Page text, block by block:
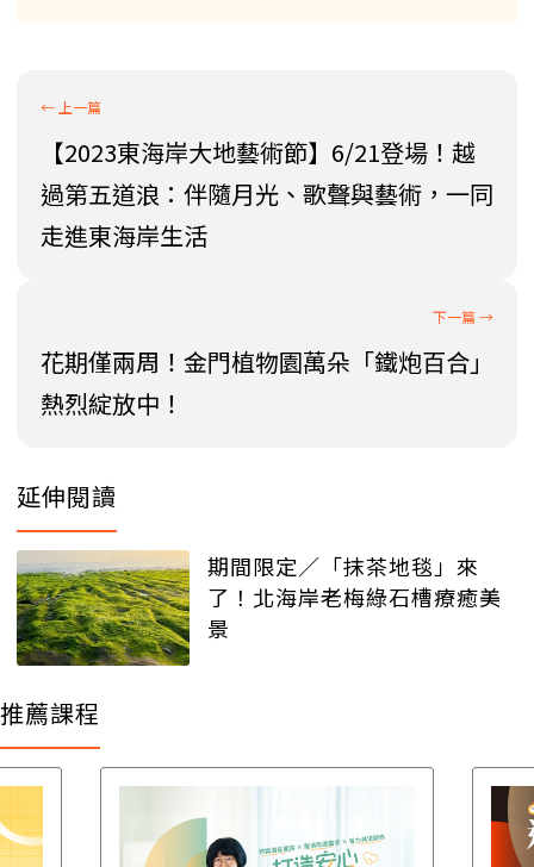
【2023東海岸大地藝術節】6/21登場！越
過第五道浪：伴隨月光、歌聲與藝術，一同
走進東海岸生活
花期僅兩周！金門植物園萬朵「鐵炮百合」
熱烈綻放中！
延伸閱讀
期間限定／「抹茶地毯」來
了！北海岸老梅綠石槽療癒美
景
推薦課程